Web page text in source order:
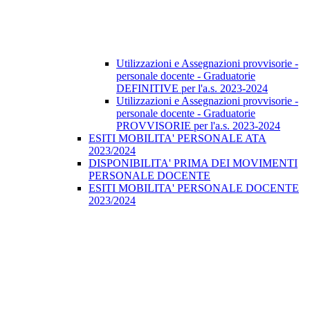
Utilizzazioni e Assegnazioni provvisorie -
personale docente - Graduatorie
DEFINITIVE per l'a.s. 2023-2024
Utilizzazioni e Assegnazioni provvisorie -
personale docente - Graduatorie
PROVVISORIE per l'a.s. 2023-2024
ESITI MOBILITA' PERSONALE ATA
2023/2024
DISPONIBILITA' PRIMA DEI MOVIMENTI
PERSONALE DOCENTE
ESITI MOBILITA' PERSONALE DOCENTE
2023/2024